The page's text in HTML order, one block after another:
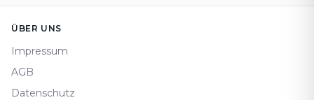
ÜBER UNS
Impressum
AGB
Datenschutz